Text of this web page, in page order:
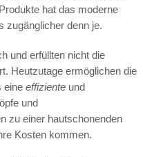
hat das moderne
zugänglicher denn je.
und erfüllten nicht die
Heutzutage ermöglichen die
eine effiziente und
und
zu einer hautschonenden
Kosten kommen.